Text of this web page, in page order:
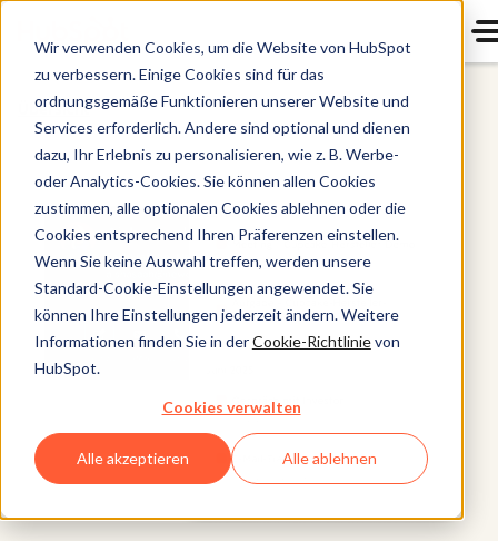
Wir verwenden Cookies, um die Website von HubSpot
zu verbessern. Einige Cookies sind für das
ordnungsgemäße Funktionieren unserer Website und
Services erforderlich. Andere sind optional und dienen
dazu, Ihr Erlebnis zu personalisieren, wie z. B. Werbe-
oder Analytics-Cookies. Sie können allen Cookies
zustimmen, alle optionalen Cookies ablehnen oder die
Cookies entsprechend Ihren Präferenzen einstellen.
Wenn Sie keine Auswahl treffen, werden unsere
Standard-Cookie-Einstellungen angewendet. Sie
können Ihre Einstellungen jederzeit ändern. Weitere
Informationen finden Sie in derCookie-Richtlinievon
HubSpot.
Cookies verwalten
Alle akzeptieren Alle ablehnen
Übersicht